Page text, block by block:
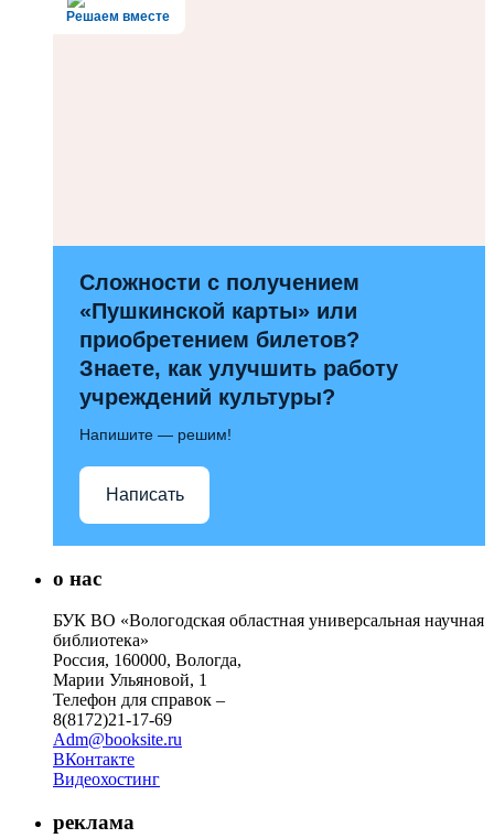
Решаем вместе
Сложности с получением
«Пушкинской карты» или
приобретением билетов?
Знаете, как улучшить работу
учреждений культуры?
Напишите — решим!
Написать
о нас
БУК ВО «Вологодская областная универсальная научная
библиотека»
Россия, 160000, Вологда,
Марии Ульяновой, 1
Телефон для справок –
8(8172)21-17-69
Adm@booksite.ru
ВКонтакте
Видеохостинг
реклама